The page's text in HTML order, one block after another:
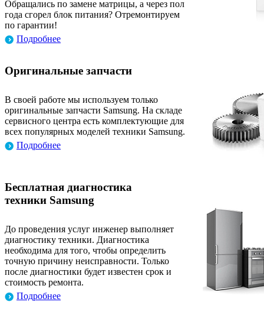
Обращались по замене матрицы, а через пол
года сгорел блок питания? Отремонтируем
по гарантии!
Подробнее
Оригинальные запчасти
В своей работе мы используем только
оригинальные запчасти Samsung. На складе
сервисного центра есть комплектующие для
всех популярных моделей техники Samsung.
Подробнее
Бесплатная диагностика
техники Samsung
До проведения услуг инженер выполняет
диагностику техники. Диагностика
необходима для того, чтобы определить
точную причину неисправности. Только
после диагностики будет известен срок и
стоимость ремонта.
Подробнее